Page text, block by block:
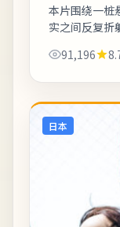
本片围绕一桩
实之间反复折
单，影迷可向
91,196
日本